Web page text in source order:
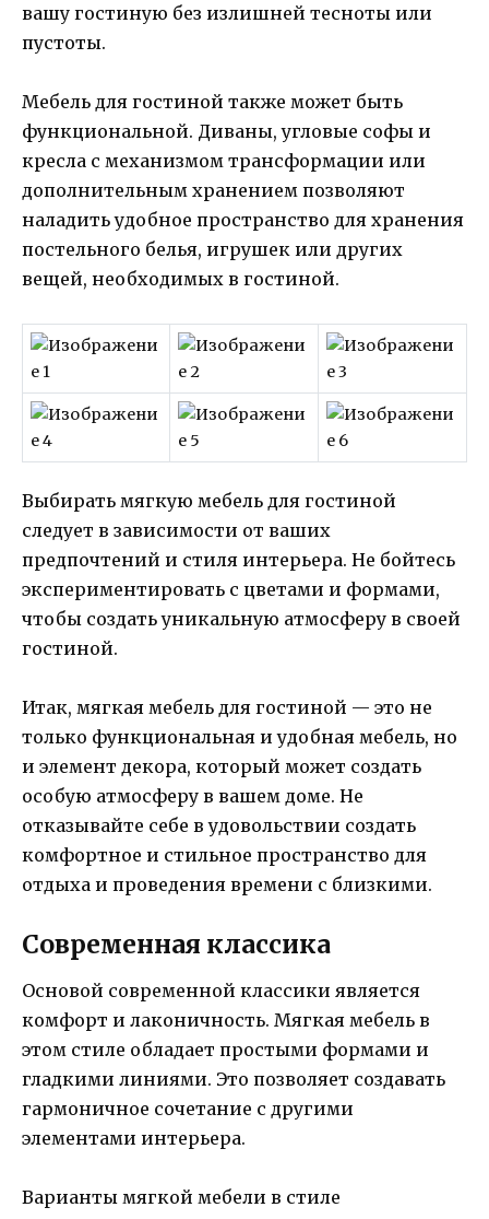
вашу гостиную без излишней тесноты или
пустоты.
Мебель для гостиной также может быть
функциональной. Диваны, угловые софы и
кресла с механизмом трансформации или
дополнительным хранением позволяют
наладить удобное пространство для хранения
постельного белья, игрушек или других
вещей, необходимых в гостиной.
Выбирать мягкую мебель для гостиной
следует в зависимости от ваших
предпочтений и стиля интерьера. Не бойтесь
экспериментировать с цветами и формами,
чтобы создать уникальную атмосферу в своей
гостиной.
Итак, мягкая мебель для гостиной — это не
только функциональная и удобная мебель, но
и элемент декора, который может создать
особую атмосферу в вашем доме. Не
отказывайте себе в удовольствии создать
комфортное и стильное пространство для
отдыха и проведения времени с близкими.
Современная классика
Основой современной классики является
комфорт и лаконичность. Мягкая мебель в
этом стиле обладает простыми формами и
гладкими линиями. Это позволяет создавать
гармоничное сочетание с другими
элементами интерьера.
Варианты мягкой мебели в стиле